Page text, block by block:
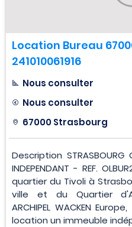
Location Bureau
241010061916
Nous consulter
Nous consulter
67000 Strasbourg
Description STRASBOURG
INDEPENDANT - REF.
quartier du Tivoli à
ville et du Quartier
ARCHIPEL WACKEN
location un immeuble